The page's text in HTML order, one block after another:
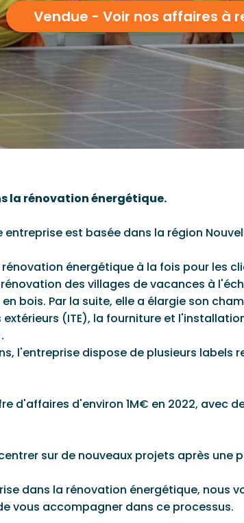
Vendue - Voir nos affaires à
la rénovation énergétique.
entreprise est basée dans la région
énergétique à la fois pour les
des villages de vacances à
bois. Par la suite, elle a élargie son
(ITE), la fourniture et
l'entreprise dispose de plusieurs labels
d'affaires d'environ 1M€ en 2022, avec
sur de nouveaux projets après
dans la rénovation énergétique,
vous accompagner dans ce processus.